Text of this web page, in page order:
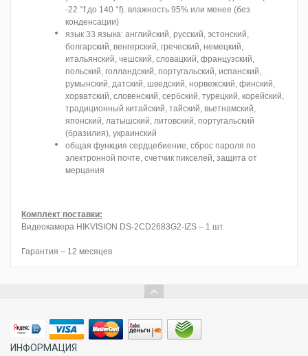
-22 °f до 140 °f). влажность 95% или менее (без
конденсации)
язык 33 языка: английский, русский, эстонский,
болгарский, венгерский, греческий, немецкий,
итальянский, чешский, словацкий, французский,
польский, голландский, португальский, испанский,
румынский, датский, шведский, норвежский, финский,
хорватский, словенский, сербский, турецкий, корейский,
традиционный китайский, тайский, вьетнамский,
японский, латышский, литовский, португальский
(бразилия), украинский
общая функция сердцебиение, сброс пароля по
электронной почте, счетчик пикселей, защита от
мерцания
Комплект поставки:
Видеокамера HIKVISION DS-2CD2683G2-IZS – 1 шт.
Гарантия – 12 месяцев
ИНФОРМАЦИЯ